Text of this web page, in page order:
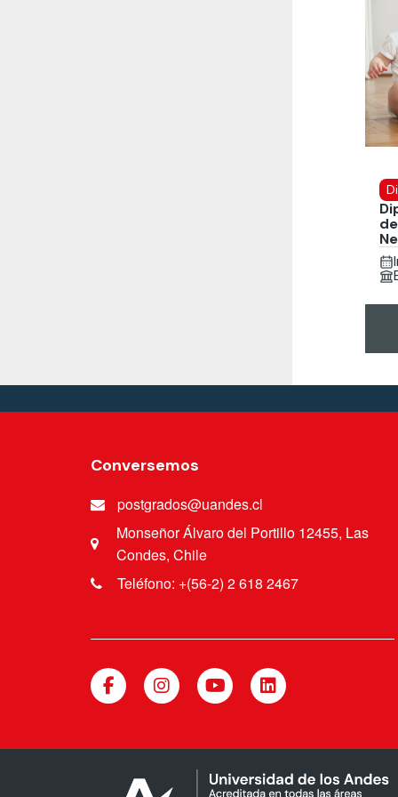
Conversemos
postgrados@uandes.cl
Monseñor Álvaro del Portillo 12455, Las
Condes, Chile
Teléfono: +(56-2) 2 618 2467